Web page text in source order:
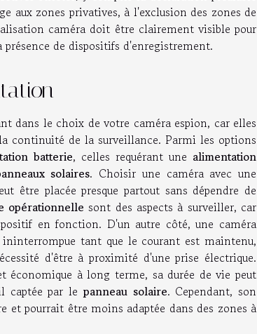
aux zones privatives, à l'exclusion des zones de
caméra doit être clairement visible pour
de dispositifs d'enregistrement.
dans le choix de votre caméra espion, car elles
de la surveillance. Parmi les options
batterie, celles requérant une alimentation
solaires. Choisir une caméra avec une
être placée presque partout sans dépendre de
opérationnelle sont des aspects à surveiller, car
en fonction. D'un autre côté, une caméra
ininterrompue tant que le courant est maintenu,
d'être à proximité d'une prise électrique.
économique à long terme, sa durée de vie peut
captée par le panneau solaire. Cependant, son
pourrait être moins adaptée dans des zones à